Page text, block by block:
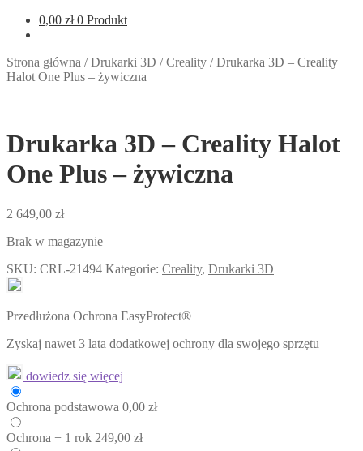
0,00 zł 0 Produkt
Strona główna /Drukarki 3D /Creality /Drukarka 3D – Creality
Halot One Plus – żywiczna
Drukarka 3D – Creality Halot
One Plus – żywiczna
2 649,00 zł
Brak w magazynie
SKU: CRL-21494 Kategorie: Creality, Drukarki 3D
Przedłużona Ochrona EasyProtect®
Zyskaj nawet 3 lata dodatkowej ochrony dla swojego sprzętu
dowiedz się więcej
Ochrona podstawowa 0,00 zł
Ochrona + 1 rok 249,00 zł